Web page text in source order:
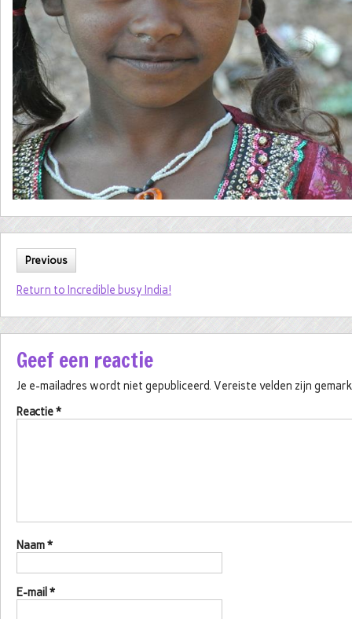
Previous
Return to Incredible busy India!
Geef een reactie
Je e-mailadres wordt niet gepubliceerd. Vereiste velden zijn
Reactie*
Naam*
E-mail *